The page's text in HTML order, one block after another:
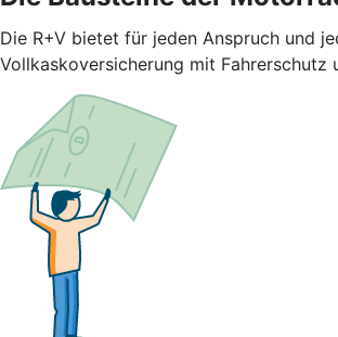
Die R+V bietet für jeden Anspruch und
Vollkaskoversicherung mit Fahrerschutz